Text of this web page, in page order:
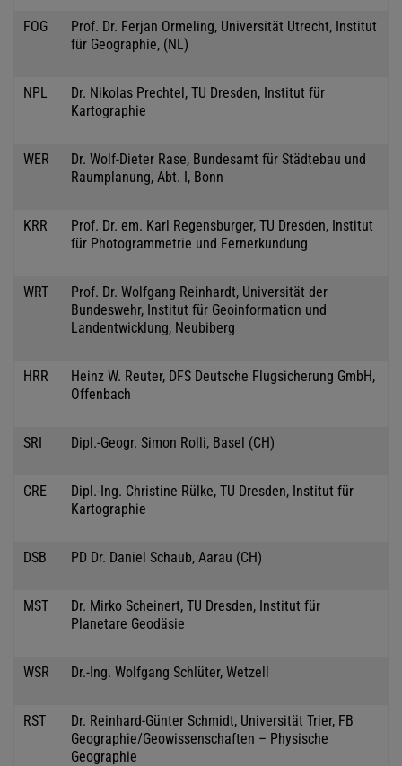
FOG
Prof. Dr. Ferjan Ormeling, Universität Utrecht, Institut
für Geographie, (NL)
NPL
Dr. Nikolas Prechtel, TU Dresden, Institut für
Kartographie
WER
Dr. Wolf-Dieter Rase, Bundesamt für Städtebau und
Raumplanung, Abt. I, Bonn
KRR
Prof. Dr. em. Karl Regensburger, TU Dresden, Institut
für Photogrammetrie und Fernerkundung
WRT
Prof. Dr. Wolfgang Reinhardt, Universität der
Bundeswehr, Institut für Geoinformation und
Landentwicklung, Neubiberg
HRR
Heinz W. Reuter, DFS Deutsche Flugsicherung GmbH,
Offenbach
SRI Dipl.-Geogr. Simon Rolli, Basel (CH)
CRE
Dipl.-Ing. Christine Rülke, TU Dresden, Institut für
Kartographie
DSB PD Dr. Daniel Schaub, Aarau (CH)
MST
Dr. Mirko Scheinert, TU Dresden, Institut für
Planetare Geodäsie
WSR Dr.-Ing. Wolfgang Schlüter, Wetzell
RST
Dr. Reinhard-Günter Schmidt, Universität Trier, FB
Geographie/Geowissenschaften – Physische
Geographie